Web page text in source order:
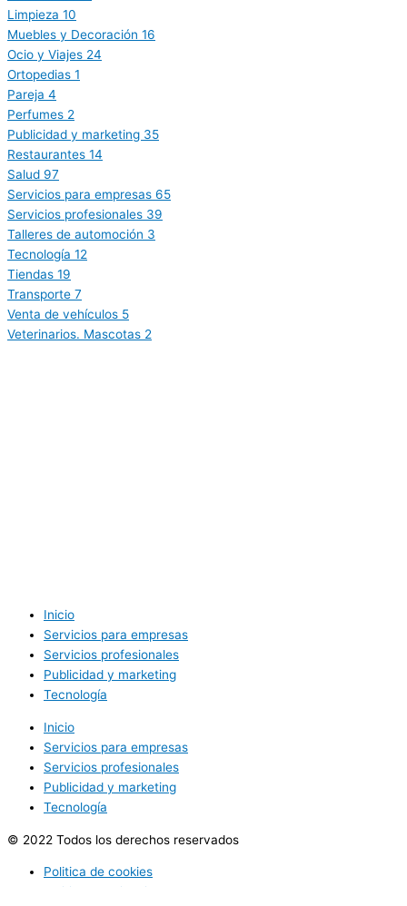
Limpieza 10
Muebles y Decoración 16
Ocio y Viajes 24
Ortopedias 1
Pareja 4
Perfumes 2
Publicidad y marketing 35
Restaurantes 14
Salud 97
Servicios para empresas 65
Servicios profesionales 39
Talleres de automoción 3
Tecnología 12
Tiendas 19
Transporte 7
Venta de vehículos 5
Veterinarios. Mascotas 2
Inicio
Servicios para empresas
Servicios profesionales
Publicidad y marketing
Tecnología
Inicio
Servicios para empresas
Servicios profesionales
Publicidad y marketing
Tecnología
© 2022 Todos los derechos reservados
Politica de cookies
Politica de privacidad